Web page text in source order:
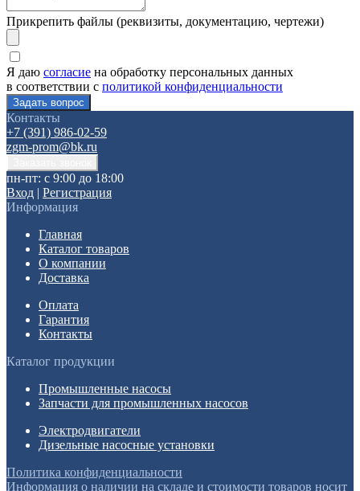
Прикрепить файлы (реквизиты, документацию, чертежи)
Я даю согласие на обработку персональных данных
в соответствии с политикой конфиденциальности
Контакты
+7 (391) 986-02-59
zgm-prom@bk.ru
пн-пт: с 9:00 до 18:00
Вход | Регистрация
Информация
Главная
Каталог товаров
О компании
Доставка
Оплата
Гарантия
Контакты
Каталог продукции
Промышленные насосы
Запчасти для промышленных насосов
Электродвигатели
Дизельные насосные установки
Политика конфиденциальности
Информация о наличии на складе и стоимости товаров носит